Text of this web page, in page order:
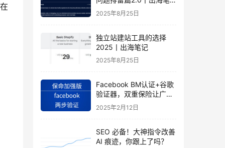
记
2025年8月25日
独立站建站工具的选择
2025丨出海笔记
2025年8月25日
Facebook BM认证+谷歌
验证器，双重保险让广告
投手账号稳如泰山
2025年2月12日
SEO 必备！大神指令改善
AI 痕迹，你跟上了吗？